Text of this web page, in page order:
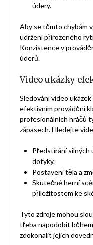
údery.
Aby se těmto chybám
udržení přirozeného
Konzistence v
úderů.
Video ukázky
Sledování video
efektivním provádění
profesionálních hráčů
zápasech. Hledejte
Předstírání silných
dotyky.
Postavení těla a
Skutečné herní
příležitostem ke
Tyto zdroje mohou
třeba napodobit
zdokonalit jejich